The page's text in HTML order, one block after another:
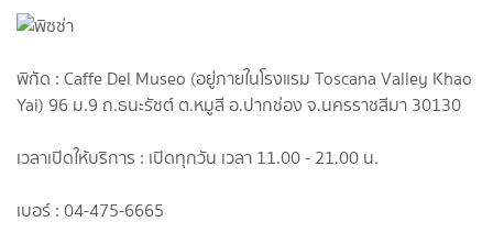
พิกัด : Caffe Del Museo (อยู่ภายในโรงแรม Toscana Valley Khao
Yai) 96 ม.9 ถ.ธนะรัชต์ ต.หมูสี อ.ปากช่อง จ.นครราชสีมา 30130
เวลาเปิดให้บริการ : เปิดทุกวัน เวลา 11.00 - 21.00 น.
เบอร์ : 04-475-6665